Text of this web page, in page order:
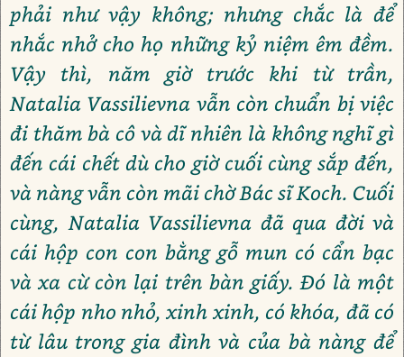
phải như vậy không; nhưng chắc là để
nhắc nhở cho họ những kỷ niệm êm đềm.
Vậy thì, năm giờ trước khi từ trần,
Natalia Vassilievna vẫn còn chuẩn bị việc
đi thăm bà cô và dĩ nhiên là không nghĩ gì
đến cái chết dù cho giờ cuối cùng sắp đến,
và nàng vẫn còn mãi chờ Bác sĩ Koch. Cuối
cùng, Natalia Vassilievna đã qua đời và
cái hộp con con bằng gỗ mun có cẩn bạc
và xa cừ còn lại trên bàn giấy. Đó là một
cái hộp nho nhỏ, xinh xinh, có khóa, đã có
từ lâu trong gia đình và của bà nàng để